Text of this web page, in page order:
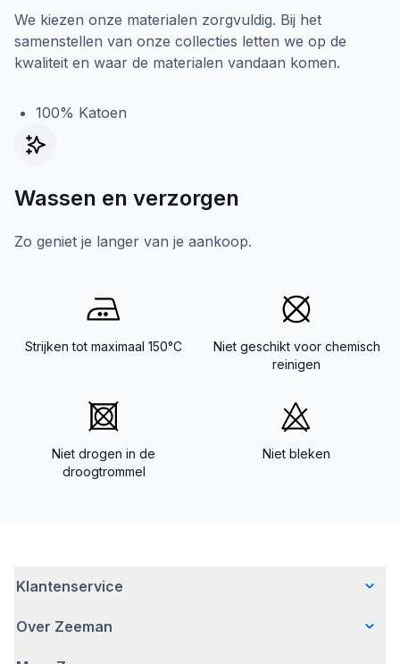
We kiezen onze materialen zorgvuldig. Bij het
samenstellen van onze collecties letten we op de
kwaliteit en waar de materialen vandaan komen.
100% Katoen
Wassen en verzorgen
Zo geniet je langer van je aankoop.
Strijken tot maximaal 150°C
Niet geschikt voor chemisch
reinigen
Niet drogen in de
droogtrommel
Niet bleken
Klantenservice
Veelgestelde vragen
Over Zeeman